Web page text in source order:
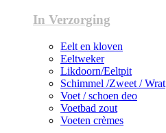
In Verzorging
Eelt en kloven
Eeltweker
Likdoorn/Eeltpit
Schimmel /Zweet / Wrat
Voet / schoen deo
Voetbad zout
Voeten crèmes